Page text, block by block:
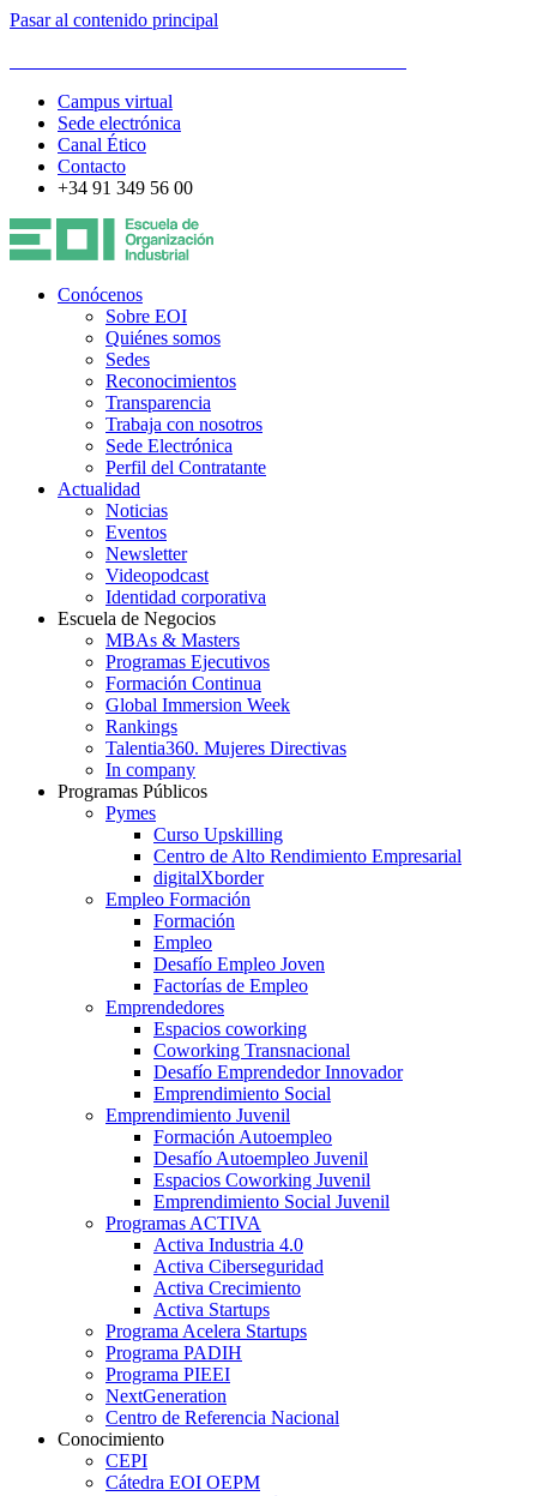
Pasar al contenido principal
Campus virtual
Sede electrónica
Canal Ético
Contacto
+34 91 349 56 00
Conócenos
Sobre EOI
Quiénes somos
Sedes
Reconocimientos
Transparencia
Trabaja con nosotros
Sede Electrónica
Perfil del Contratante
Actualidad
Noticias
Eventos
Newsletter
Videopodcast
Identidad corporativa
Escuela de Negocios
MBAs & Masters
Programas Ejecutivos
Formación Continua
Global Immersion Week
Rankings
Talentia360. Mujeres Directivas
In company
Programas Públicos
Pymes
Curso Upskilling
Centro de Alto Rendimiento Empresarial
digitalXborder
Empleo Formación
Formación
Empleo
Desafío Empleo Joven
Factorías de Empleo
Emprendedores
Espacios coworking
Coworking Transnacional
Desafío Emprendedor Innovador
Emprendimiento Social
Emprendimiento Juvenil
Formación Autoempleo
Desafío Autoempleo Juvenil
Espacios Coworking Juvenil
Emprendimiento Social Juvenil
Programas ACTIVA
Activa Industria 4.0
Activa Ciberseguridad
Activa Crecimiento
Activa Startups
Programa Acelera Startups
Programa PADIH
Programa PIEEI
NextGeneration
Centro de Referencia Nacional
Conocimiento
CEPI
Cátedra EOI OEPM